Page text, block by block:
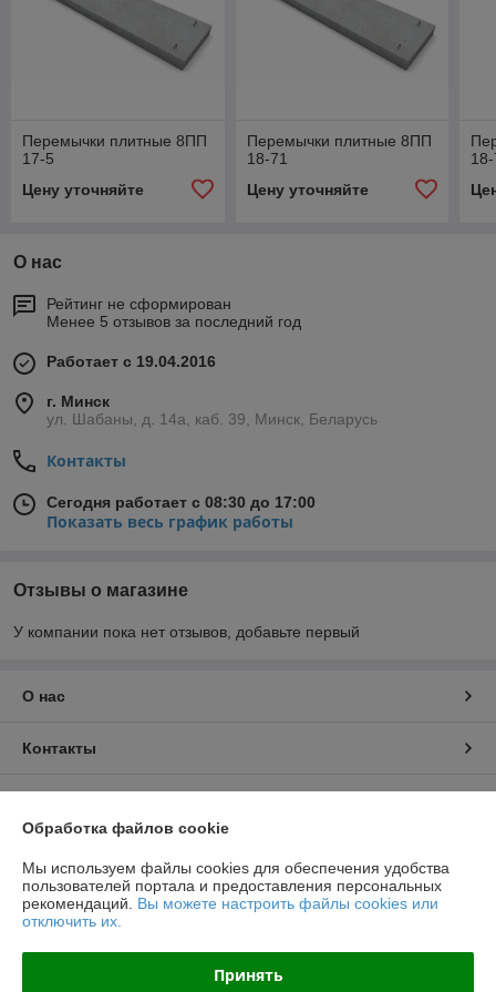
Перемычки плитные 8ПП
17-5
Цену уточняйте
Перемычки плитные 8ПП
18-71
Цену уточняйте
О нас
Рейтинг не сформирован
Менее 5 отзывов за последний год
Работает с 19.04.2016
г. Минск
ул. Шабаны, д. 14а, каб. 39, Минск, Беларусь
Контакты
Сегодня работает с 08:30 до 17:00
Показать весь график работы
Отзывы о магазине
У компании пока нет отзывов, добавьте первый
О нас
Контакты
Полная версия сайта
Политика обработки cookies
Обработка файлов cookie
Мы используем файлы cookies для обеспечения удобства
пользователей портала и предоставления персональных
рекомендаций. Вы можете настроить файлы cookies или
отключить их.
Принять